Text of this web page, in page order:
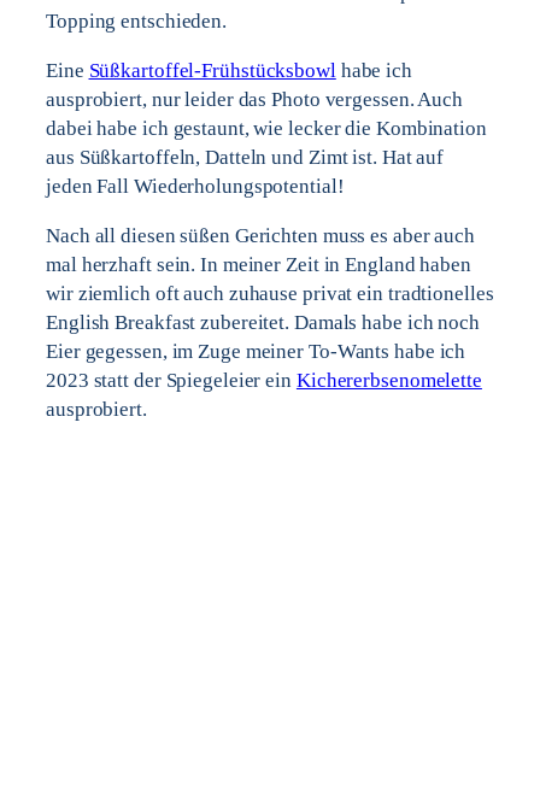
Topping entschieden.
Eine Süßkartoffel-Frühstücksbowlhabe ich
ausprobiert, nur leider das Photo vergessen. Auch
dabei habe ich gestaunt, wie lecker die Kombination
aus Süßkartoffeln, Datteln und Zimt ist. Hat auf
jeden Fall Wiederholungspotential!
Nach all diesen süßen Gerichten muss es aber auch
mal herzhaft sein. In meiner Zeit in England haben
wir ziemlich oft auch zuhause privat ein tradtionelles
English Breakfast zubereitet. Damals habe ich noch
Eier gegessen, im Zuge meiner To-Wants habe ich
2023 statt der Spiegeleier ein Kichererbsenomelette
ausprobiert.